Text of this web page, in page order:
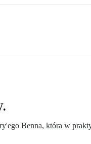
Benna, która w